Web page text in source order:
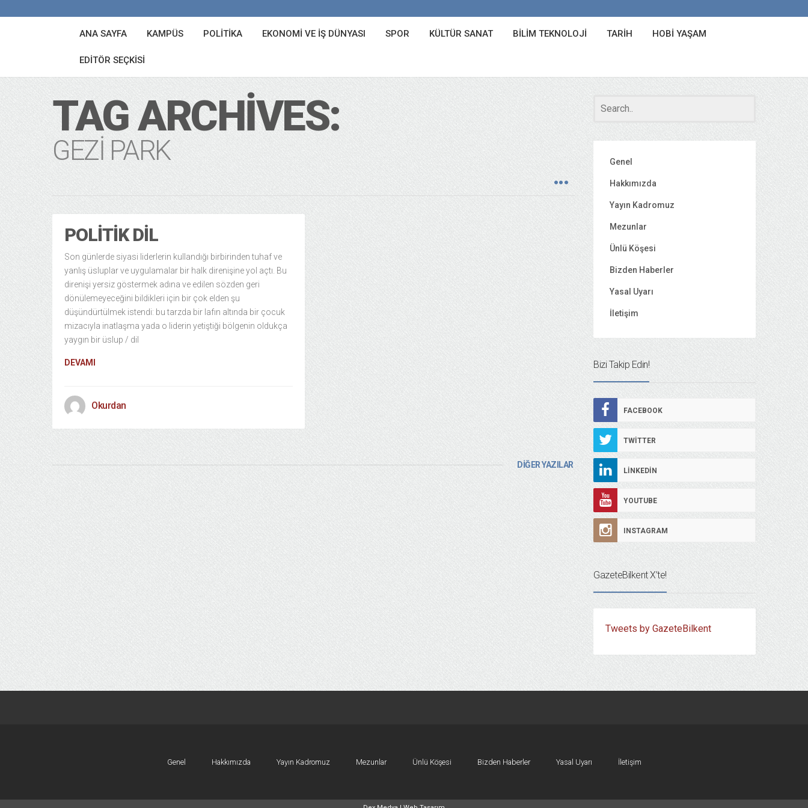
ANA SAYFA KAMPÜS POLITIKA EKONOMI VE İŞ DÜNYASI SPOR KÜLTÜR SANAT BILIM TEKNOLOJI TARIH HOBI YAŞAM
EDITÖR SEÇKISI
TAG ARCHIVES:
GEZI PARK
POLITIK DIL
Son günlerde siyasi liderlerin kullandığı birbirinden tuhaf ve
yanlış üsluplar ve uygulamalar bir halk direnişine yol açtı. Bu
direnişi yersiz göstermek adına ve edilen sözden geri
dönülemeyeceğini bildikleri için bir çok elden şu
düşündürtülmek istendi: bu tarzda bir lafın altında bir çocuk
mizacıyla inatlaşma yada o liderin yetiştiği bölgenin oldukça
yaygın bir üslup / dil
DEVAMI
Okurdan
DİĞER YAZILAR
Genel
Hakkımızda
Yayın Kadromuz
Mezunlar
Ünlü Köşesi
Bizden Haberler
Yasal Uyarı
İletişim
Bizi Takip Edin!
FACEBOOK
TWITTER
LINKEDIN
YOUTUBE
INSTAGRAM
GazeteBilkent X’te!
Tweets by GazeteBilkent
Genel Hakkımızda Yayın Kadromuz Mezunlar Ünlü Köşesi Bizden Haberler Yasal Uyarı İletişim